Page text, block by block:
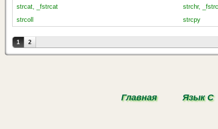
strcat, _fstrcat
strchr,
strcoll
strcpy
Страницы
1 2
Главная Язык С